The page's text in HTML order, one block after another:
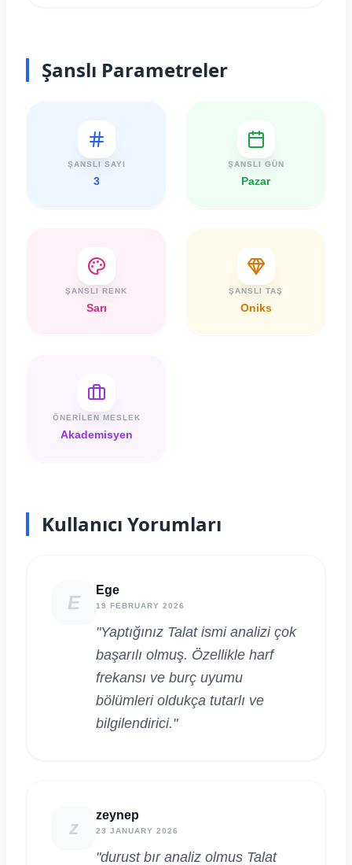
Şanslı Parametreler
ŞANSLI SAYI
3
ŞANSLI GÜN
Pazar
ŞANSLI RENK
Sarı
ŞANSLI TAŞ
Oniks
ÖNERILEN MESLEK
Akademisyen
Kullanıcı Yorumları
E
Ege
19 FEBRUARY 2026
"Yaptığınız Talat ismi analizi çok
başarılı olmuş. Özellikle harf
frekansı ve burç uyumu
bölümleri oldukça tutarlı ve
bilgilendirici."
z
zeynep
23 JANUARY 2026
"durust bır analiz olmus Talat